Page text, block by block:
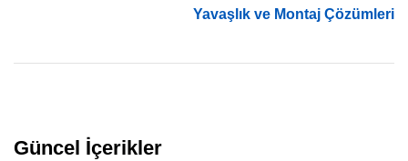
Yavaşlık ve Montaj Çözümleri
Güncel İçerikler